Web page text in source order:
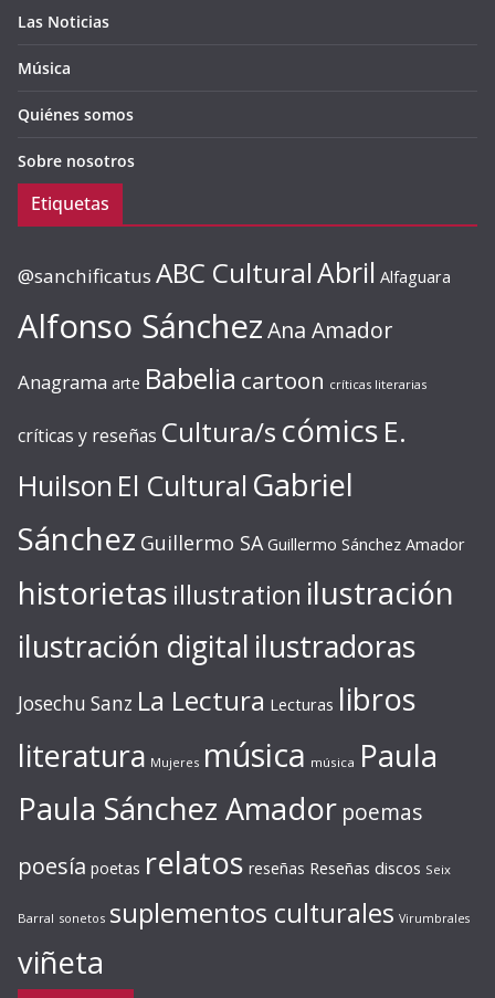
Las Noticias
Música
Quiénes somos
Sobre nosotros
Etiquetas
@sanchificatus ABC CulturalAbril Alfaguara
Alfonso SánchezAna Amador
Anagrama arte Babelia cartoon críticas literarias
críticas y reseñas Cultura/s cómics E.
Huilson El Cultural Gabriel
Sánchez Guillermo SA Guillermo Sánchez Amador
historietas illustration ilustración
ilustración digital ilustradoras
Josechu Sanz La Lectura Lecturas libros
literatura Mujeres música música Paula
Paula Sánchez Amador poemas
poesía poetas relatos reseñas Reseñas discos Seix
Barral sonetos suplementos culturales Virumbrales
viñeta